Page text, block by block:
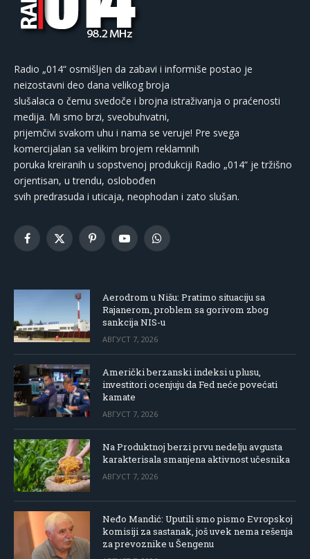
Radio „014“ osmišljen da zabavi i informiše postao je
neizostavni deo dana velikog broja
slušalaca o čemu svedoče i brojna istraživanja o praćenosti
medija. Mi smo brzi, sveobuhvatni,
prijemčivi svakom uhu i nama se veruje! Pre svega
komercijalan sa velikim brojem reklamnih
poruka kreiranih u sopstvenoj produkciji Radio „014“ je tržišno
orjentisan, u trendu, oslobođen
svih predrasuda i uticaja, neophodan i zato slušan.
Facebook
X
PinterestYouTubeWhatsApp
Aerodrom u Nišu: Pratimo situaciju sa
Rajanerom, problem sa gorivom zbog
sankcija NIS-u
АВГУСТ 7, 2026
Američki berzanski indeksi u plusu,
investitori ocenjuju da Fed neće povećati
kamate
АВГУСТ 7, 2026
Na Produktnoj berzi prvu nedelju avgusta
karakterisala smanjena aktivnost učesnika
АВГУСТ 7, 2026
Neđo Mandić: Uputili smo pismo Evropskoj
komisiji za sastanak, još uvek nema rešenja
za prevoznike u Šengenu